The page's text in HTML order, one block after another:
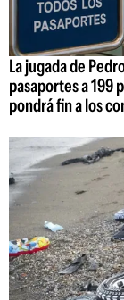
La jugada de
pasaportes a 199
pondrá fin a los